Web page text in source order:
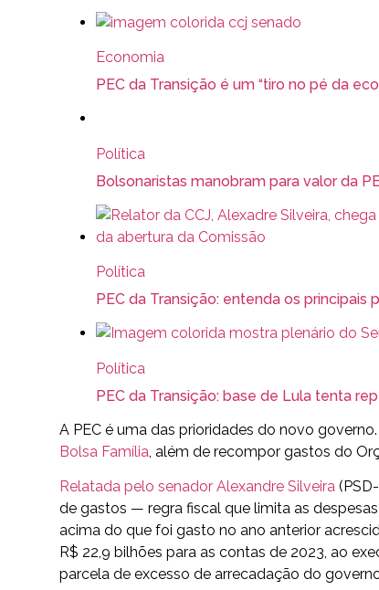
Economia
PEC da Transição é um “tiro no pé da
Política
Bolsonaristas manobram para valor da
Política
PEC da Transição: entenda os principais
Política
PEC da Transição: base de Lula tenta
A PEC é uma das prioridades do novo
Bolsa Família , além de recompor gastos do
Relatada pelo senador Alexandre Silveira
de gastos — regra fiscal que limita as
acima do que foi gasto no ano anterior
R$ 22,9 bilhões para as contas de 2023, ao
parcela de excesso de arrecadação do